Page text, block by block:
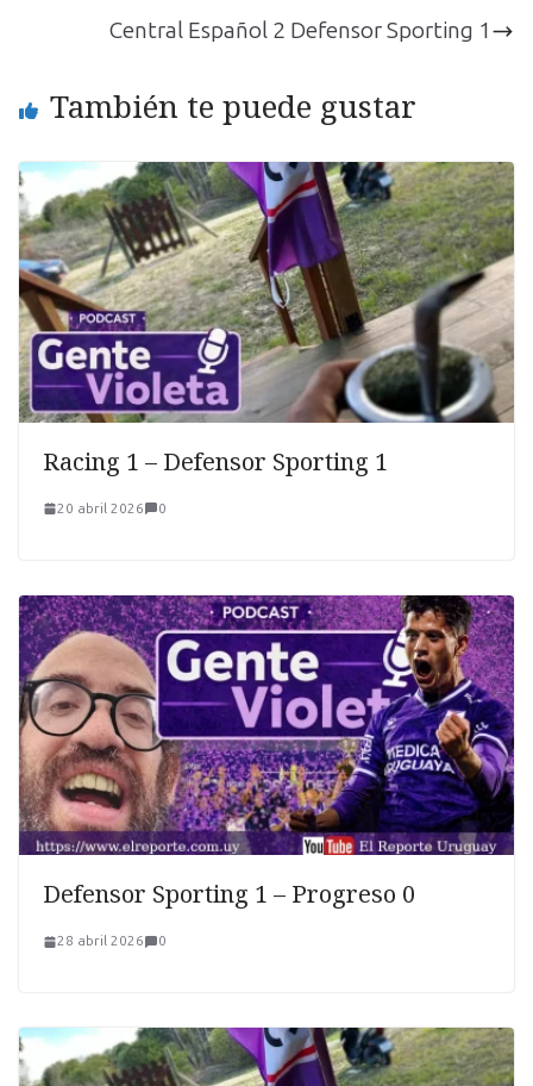
Central Español 2 Defensor Sporting 1
También te puede gustar
Racing 1 – Defensor Sporting 1
20 abril 2026 0
Defensor Sporting 1 – Progreso 0
28 abril 2026 0